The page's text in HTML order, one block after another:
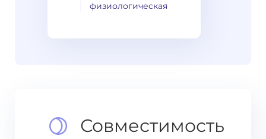
физиологическая
Совместимость